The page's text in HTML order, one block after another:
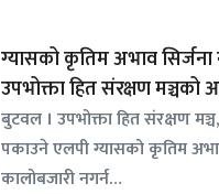
ग्यासको कृतिम अभाव सिर्जना
उपभोक्ता हित संरक्षण मञ्चको
बुटवल । उपभोक्ता हित संरक्षण
पकाउने एलपी ग्यासको कृतिम
कालोबजारी नगर्न…